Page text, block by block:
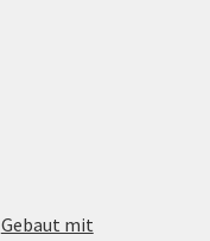
Gebaut mit